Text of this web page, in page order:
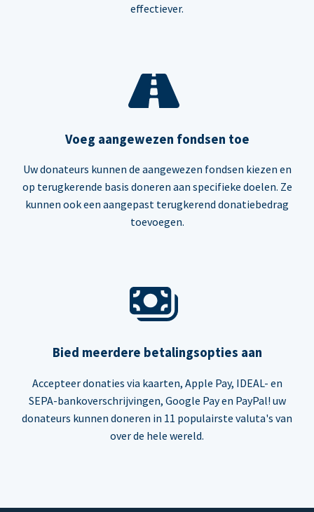
effectiever.
Voeg aangewezen fondsen toe
Uw donateurs kunnen de aangewezen fondsen kiezen en
op terugkerende basis doneren aan specifieke doelen. Ze
kunnen ook een aangepast terugkerend donatiebedrag
toevoegen.
Bied meerdere betalingsopties aan
Accepteer donaties via kaarten, Apple Pay, IDEAL- en
SEPA-bankoverschrijvingen, Google Pay en PayPal! uw
donateurs kunnen doneren in 11 populairste valuta's van
over de hele wereld.